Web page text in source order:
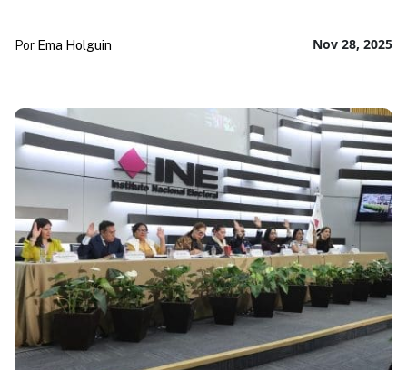
Nov 28, 2025
Por Ema Holguin